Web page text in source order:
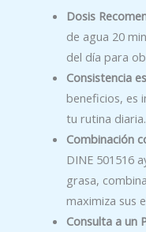
Dosis
de agua 20
del día para
Consistencia
beneficios, es
tu rutina diaria.
Combinación
DINE 501516
grasa,
maximiza sus
Consulta a un